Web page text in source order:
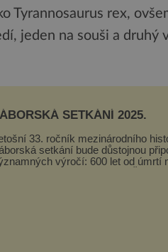
Tyrannosaurus rex,
jeden na souši a druhý
SETKÁNÍ 2025.
33. ročník mezinárodního
setkání bude důstojnou
výročí: 600 let od úmrtí